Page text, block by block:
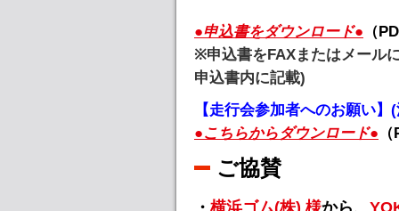
●申込書をダウンロード● （
※申込書をFAXまたはメール
申込書内に記載)
【走行会参加者へのお願い】
●こちらからダウンロード●
ご協賛
・ 横浜ゴム(株) 様から、